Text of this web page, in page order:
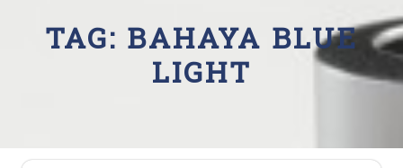
TAG: BAHAYA BLUE
LIGHT